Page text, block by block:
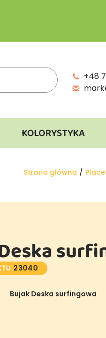
+48
KOLORYSTYKA
Jesteś tutaj:
Strona główna
23040
Bujak Deska surfingowa